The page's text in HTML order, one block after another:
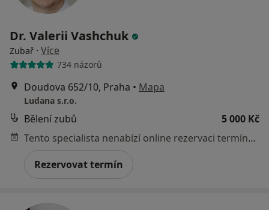
Dr. Valerii Vashchuk
Zubař · Více
734 názorů
Doudova 652/10, Praha • Mapa
Ludana s.r.o.
Bělení zubů
5 000 Kč
Tento specialista nenabízí online rezervaci termínu na této adrese.
Rezervovat termín